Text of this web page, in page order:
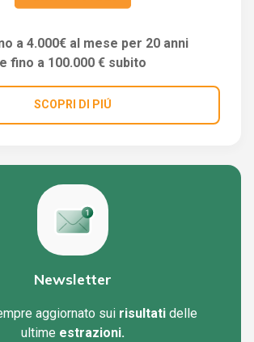
a 4.000€ al mese per 20 anni
e fino a 100.000 € subito
SCOPRI DI PIÚ
Newsletter
aggiornato sui risultati delle
ultime estrazioni.